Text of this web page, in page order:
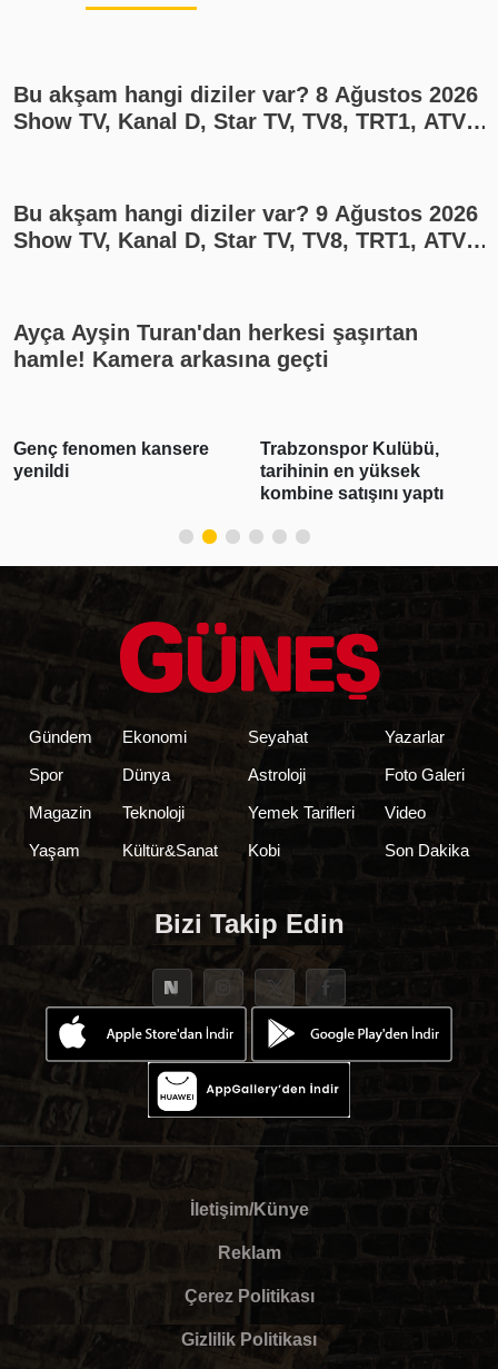
Bu akşam hangi diziler var? 8 Ağustos 2026
Show TV, Kanal D, Star TV, TV8, TRT1, ATV
Bu akşam hangi diziler var? 9 Ağustos 2026
Show TV, Kanal D, Star TV, TV8, TRT1, ATV
Ayça Ayşin Turan'dan herkesi şaşırtan
hamle! Kamera arkasına geçti
Genç fenomen kansere
yenildi
Trabzonspor Kulübü,
tarihinin en yüksek
kombine satışını yaptı
Gündem
Spor
Magazin
Yaşam
Ekonomi
Dünya
Teknoloji
Kültür&Sanat
Seyahat
Astroloji
Yemek Tarifleri
Kobi
Yazarlar
Foto Galeri
Video
Son Dakika
Bizi Takip Edin
İletişim/Künye
Reklam
Çerez Politikası
Gizlilik Politikası